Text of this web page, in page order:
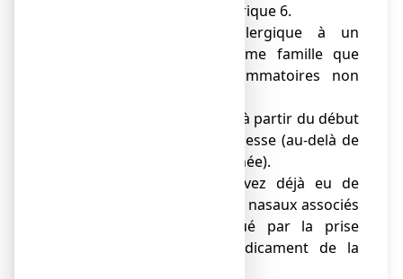
mentionnés dans la rubrique 6.
● Si vous êtes allergique à un
médicament de la même famille que
l’aspirine (les anti-inflammatoires non
● Si vous êtes enceinte, à partir du début
du 6ème mois de grossesse (au-delà de
24 semaines d’aménorrhée).
● Si vous avez ou avez déjà eu de
l’asthme ou des polypes nasaux associés
à un asthme provoqué par la prise
d’aspirine ou d’un médicament de la